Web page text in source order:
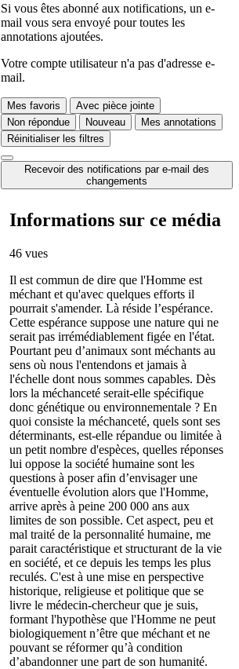
Si vous êtes abonné aux notifications, un e-
mail vous sera envoyé pour toutes les
annotations ajoutées.
Votre compte utilisateur n'a pas d'adresse e-
mail.
Mes favoris
Avec pièce jointe
Non répondue
Nouveau
Mes annotations
Réinitialiser les filtres
Recevoir des notifications par e-mail des
changements
Informations sur ce média
46 vues
Il est commun de dire que l'Homme est
méchant et qu'avec quelques efforts il
pourrait s'amender. Là réside l’espérance.
Cette espérance suppose une nature qui ne
serait pas irrémédiablement figée en l'état.
Pourtant peu d’animaux sont méchants au
sens où nous l'entendons et jamais à
l'échelle dont nous sommes capables. Dès
lors la méchanceté serait-elle spécifique
donc génétique ou environnementale ? En
quoi consiste la méchanceté, quels sont ses
déterminants, est-elle répandue ou limitée à
un petit nombre d'espèces, quelles réponses
lui oppose la société humaine sont les
questions à poser afin d’envisager une
éventuelle évolution alors que l'Homme,
arrive après à peine 200 000 ans aux
limites de son possible. Cet aspect, peu et
mal traité de la personnalité humaine, me
parait caractéristique et structurant de la vie
en société, et ce depuis les temps les plus
reculés. C'est à une mise en perspective
historique, religieuse et politique que se
livre le médecin-chercheur que je suis,
formant l'hypothèse que l'Homme ne peut
biologiquement n’être que méchant et ne
pouvant se réformer qu’à condition
d’abandonner une part de son humanité.